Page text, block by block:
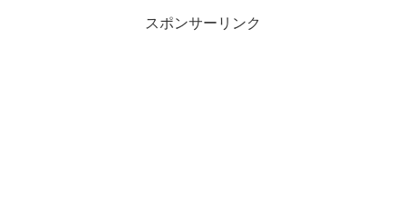
スポンサーリンク